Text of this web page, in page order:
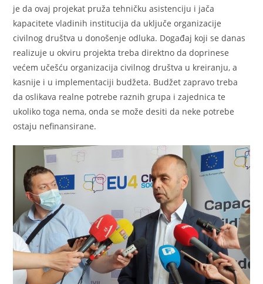
je da ovaj projekat pruža tehničku asistenciju i jača
kapacitete vladinih institucija da uključe organizacije
civilnog društva u donošenje odluka. Događaj koji se danas
realizuje u okviru projekta treba direktno da doprinese
većem učešću organizacija civilnog društva u kreiranju, a
kasnije i u implementaciji budžeta. Budžet zapravo treba
da oslikava realne potrebe raznih grupa i zajednica te
ukoliko toga nema, onda se može desiti da neke potrebe
ostaju nefinansirane.